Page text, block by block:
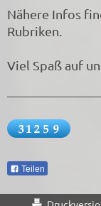
Nähere Infos
Rubriken.
Viel Spaß auf
Teilen